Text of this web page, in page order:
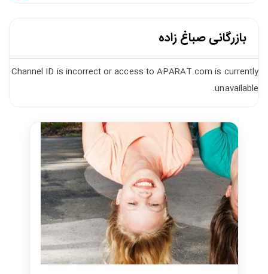
بازرگانی صباغ زاده
Channel ID is incorrect or access to APARAT.com is currently
unavailable.